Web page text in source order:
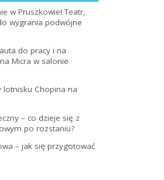
w Pruszkowie! Teatr,
wygrania podwójne
do pracy i na
Micra w salonie
lotnisku Chopina na
– co dzieje się z
po rozstaniu?
– jak się przygotować